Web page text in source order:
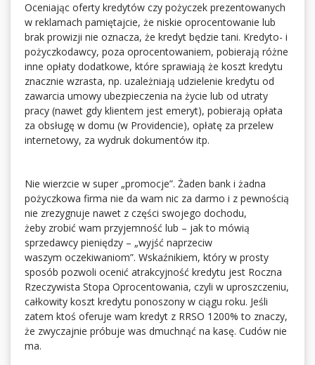
Oceniając oferty kredytów czy pożyczek prezentowanych
w reklamach pamiętajcie, że niskie oprocentowanie lub
brak prowizji nie oznacza, że kredyt będzie tani. Kredyto- i
pożyczkodawcy, poza oprocentowaniem, pobierają różne
inne opłaty dodatkowe, które sprawiają że koszt kredytu
znacznie wzrasta, np. uzależniają udzielenie kredytu od
zawarcia umowy ubezpieczenia na życie lub od utraty
pracy (nawet gdy klientem jest emeryt), pobierają opłata
za obsługę w domu (w Providencie), opłatę za przelew
internetowy, za wydruk dokumentów itp.
Nie wierzcie w super „promocje”. Żaden bank i żadna
pożyczkowa firma nie da wam nic za darmo i z pewnością
nie zrezygnuje nawet z części swojego dochodu,
żeby zrobić wam przyjemność lub – jak to mówią
sprzedawcy pieniędzy – „wyjść naprzeciw
waszym oczekiwaniom”. Wskaźnikiem, który w prosty
sposób pozwoli ocenić atrakcyjność kredytu jest Roczna
Rzeczywista Stopa Oprocentowania, czyli w uproszczeniu,
całkowity koszt kredytu ponoszony w ciągu roku. Jeśli
zatem ktoś oferuje wam kredyt z RRSO 1200% to znaczy,
że zwyczajnie próbuje was dmuchnąć na kasę. Cudów nie
ma.